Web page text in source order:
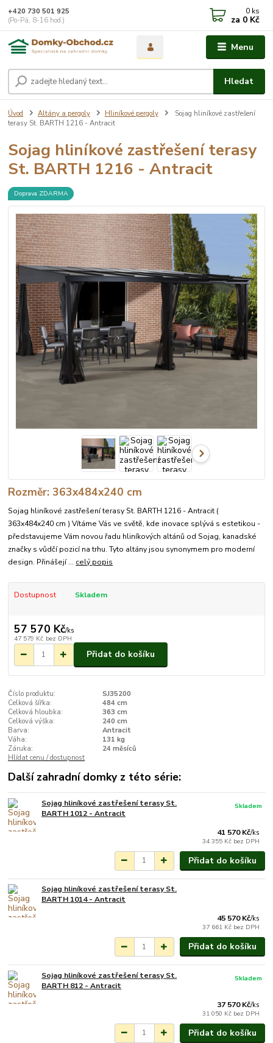
Menu
Hledat
+420 730 501 925
(Po-Pá, 8-16 hod.)
0 ks
za 0 Kč
Úvod Altány a pergoly Hliníkové pergoly
Sojag hliníkové zastřešení
terasy St. BARTH 1216 - Antracit
Sojag hliníkové zastřešení terasy
St. BARTH 1216 - Antracit
Doprava ZDARMA
Rozměr: 363x484x240 cm
Sojag hliníkové zastřešení terasy St. BARTH 1216 - Antracit (
363x484x240 cm ) Vítáme Vás ve světě, kde inovace splývá s estetikou -
představujeme Vám novou řadu hliníkových altánů od Sojag, kanadské
značky s vůdčí pozicí na trhu. Tyto altány jsou synonymem pro moderní
design. Přinášejí ... celý popis
Dostupnost Skladem
57 570 Kč/ks
47 579 Kč bez DPH
Přidat do košíku
Číslo produktu:
SJ35200
Celková šířka:
484 cm
Celková hloubka:
363 cm
Celková výška:
240 cm
Barva:
Antracit
Váha:
131 kg
Záruka:
24 měsíců
Hlídat cenu / dostupnost
Další zahradní domky z této série:
Sojag hliníkové zastřešení terasy St.
BARTH 1012 - Antracit
41 570 Kč/ks
34 355 Kč bez DPH
Skladem
Přidat do košíku
Sojag hliníkové zastřešení terasy St.
BARTH 1014 - Antracit
45 570 Kč/ks
37 661 Kč bez DPH
Přidat do košíku
Sojag hliníkové zastřešení terasy St.
BARTH 812 - Antracit
37 570 Kč/ks
31 050 Kč bez DPH
Skladem
Přidat do košíku